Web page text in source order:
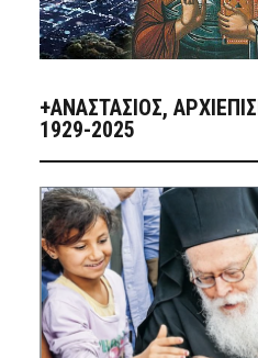
+ΑΝΑΣΤΆΣΙΟΣ,
1929-2025